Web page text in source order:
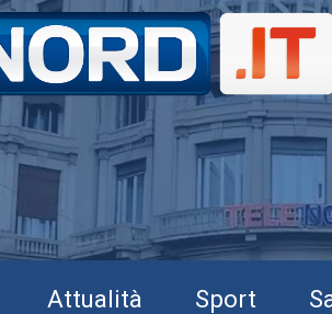
Attualità Sport